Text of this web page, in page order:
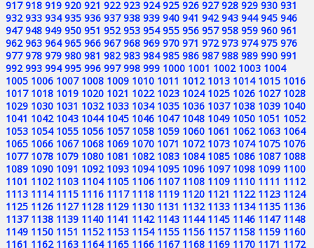
917 918 919 920 921 922 923 924 925 926 927 928 929 930 931
932 933 934 935 936 937 938 939 940 941 942 943 944 945 946
947 948 949 950 951 952 953 954 955 956 957 958 959 960 961
962 963 964 965 966 967 968 969 970 971 972 973 974 975 976
977 978 979 980 981 982 983 984 985 986 987 988 989 990 991
992 993 994 995 996 997 998 999 1000 1001 1002 1003 1004
1005 1006 1007 1008 1009 1010 1011 1012 1013 1014 1015 1016
1017 1018 1019 1020 1021 1022 1023 1024 1025 1026 1027 1028
1029 1030 1031 1032 1033 1034 1035 1036 1037 1038 1039 1040
1041 1042 1043 1044 1045 1046 1047 1048 1049 1050 1051 1052
1053 1054 1055 1056 1057 1058 1059 1060 1061 1062 1063 1064
1065 1066 1067 1068 1069 1070 1071 1072 1073 1074 1075 1076
1077 1078 1079 1080 1081 1082 1083 1084 1085 1086 1087 1088
1089 1090 1091 1092 1093 1094 1095 1096 1097 1098 1099 1100
1101 1102 1103 1104 1105 1106 1107 1108 1109 1110 1111 1112
1113 1114 1115 1116 1117 1118 1119 1120 1121 1122 1123 1124
1125 1126 1127 1128 1129 1130 1131 1132 1133 1134 1135 1136
1137 1138 1139 1140 1141 1142 1143 1144 1145 1146 1147 1148
1149 1150 1151 1152 1153 1154 1155 1156 1157 1158 1159 1160
1161 1162 1163 1164 1165 1166 1167 1168 1169 1170 1171 1172